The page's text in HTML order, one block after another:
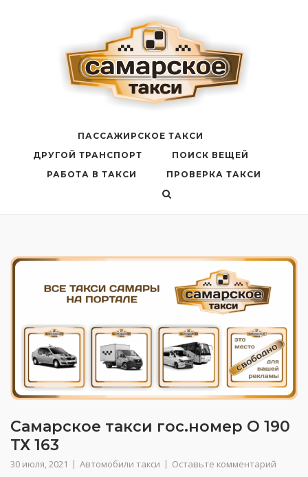
ПАССАЖИРСКОЕ ТАКСИ
ДРУГОЙ ТРАНСПОРТ
ПОИСК ВЕЩЕЙ
РАБОТА В ТАКСИ
ПРОВЕРКА ТАКСИ
Самарское такси гос.номер О 190
ТХ 163
30 июля, 2021 Автомобили такси Оставьте комментарий